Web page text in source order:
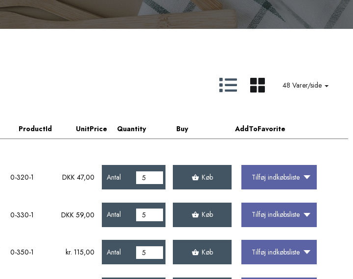
48 Varer/side
ProductId UnitPrice Quantity Buy AddToFavorite
0-320-1 DKK 47,00 Antal Køb Tilføj indkøbsliste
0-330-1 DKK 59,00 Antal Køb Tilføj indkøbsliste
0-350-1 kr. 115,00 Antal Køb Tilføj indkøbsliste